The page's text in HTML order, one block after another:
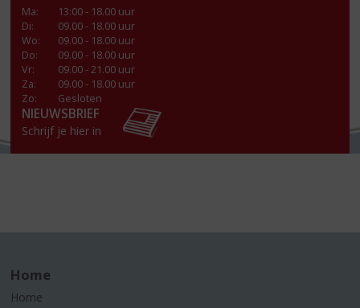
Ma:
13:00 - 18.00 uur
Di:
09.00 - 18.00 uur
Wo:
09.00 - 18.00 uur
Do:
09.00 - 18.00 uur
Vr:
09.00 - 21.00 uur
Za:
09.00 - 18.00 uur
Zo:
Gesloten
NIEUWSBRIEF
Schrijf je hier in
Home
Home